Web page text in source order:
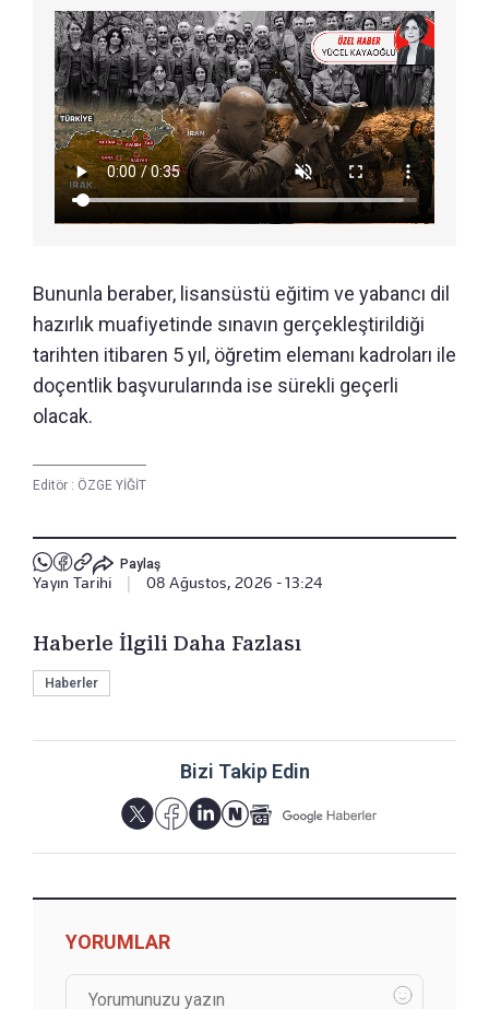
Bununla beraber, lisansüstü eğitim ve yabancı dil
hazırlık muafiyetinde sınavın gerçekleştirildiği
tarihten itibaren 5 yıl, öğretim elemanı kadroları ile
doçentlik başvurularında ise sürekli geçerli
olacak.
Editör : ÖZGE YİĞİT
Paylaş
Yayın Tarihi 08 Ağustos, 2026 - 13:24
Haberle İlgili Daha Fazlası
Haberler
Bizi Takip Edin
YORUMLAR